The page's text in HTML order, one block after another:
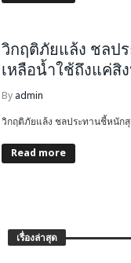
วิกฤติภัยแล้ง ชลป
เหลือน้ำใช้ถึงแค่สิ
By admin
วิกฤติภัยแล้ง ชลประทานชี้หนัก
Read more
เรื่องล่าสุด